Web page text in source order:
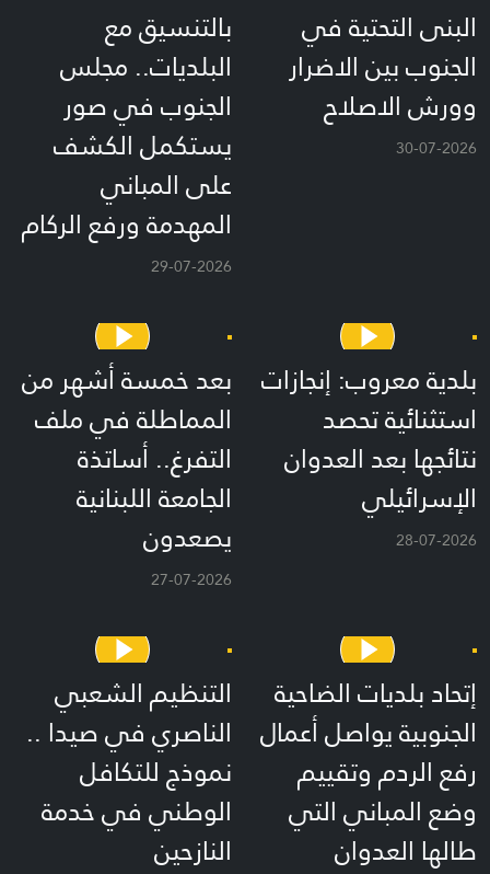
البنى التحتية في
الجنوب بين الاضرار
وورش الاصلاح
30-07-2026
بالتنسيق مع
البلديات.. مجلس
الجنوب في صور
يستكمل الكشف
على المباني
المهدمة ورفع الركام
29-07-2026
بلدية معروب: إنجازات
استثنائية تحصد
نتائجها بعد العدوان
الإسرائيلي
28-07-2026
بعد خمسة أشهر من
المماطلة في ملف
التفرغ.. أساتذة
الجامعة اللبنانية
يصعدون
27-07-2026
إتحاد بلديات الضاحية
الجنوبية يواصل أعمال
رفع الردم وتقييم
وضع المباني التي
طالها العدوان
التنظيم الشعبي
الناصري في صيدا ..
نموذج للتكافل
الوطني في خدمة
النازحين